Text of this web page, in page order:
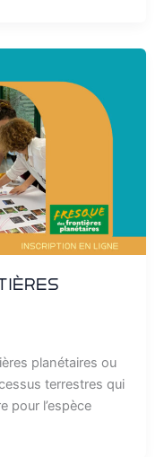
planétaires ou
terrestres qui
pour l’espèce